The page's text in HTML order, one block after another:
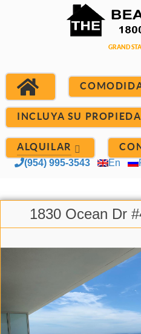
INCLUYA SU
ALQUILAR
(954) 995-3543 En
1830 Ocean Dr